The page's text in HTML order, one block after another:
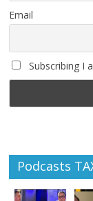
Email
Subscribing I
Podcasts